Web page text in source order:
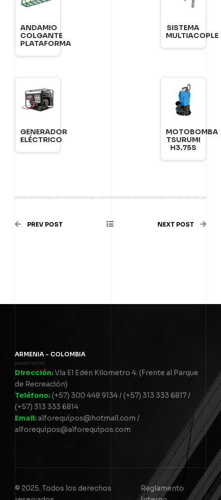
ANDAMIO
COLGANTE
PLATAFORMA
SISTEMA
MULTIACOPLE
GENERADOR
ELÉCTRICO
MOTOBOMBA
TSURUMI
H3.75S
PREV POST NEXT POST
ARMENIA - COLOMBIA
Dirección:Vía El Edén Kilometro 4. (Frente al Parque
de Recreación)
Teléfono:(+57) 300 448 9134 / (+57) 313 333 6817 /
(+57) 313 333 6814
Email:alforequipos@hotmail.com /
alforequipos@alforequipos.com
© 2025. Todos los derechos
Reglamento